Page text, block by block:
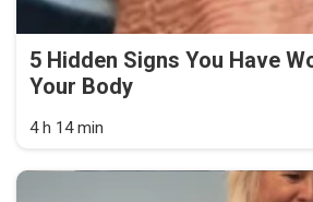
5 Hidden Signs You Have
Your Body
4 h 14 min